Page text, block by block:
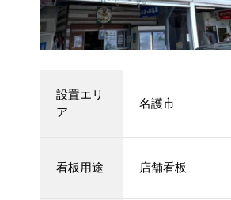
設置エリ
ア
名護市
看板用途 店舗看板